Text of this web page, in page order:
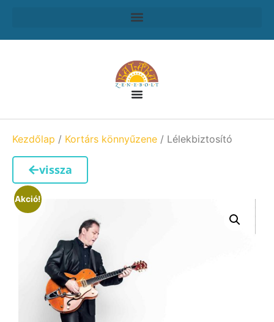
Kezdőlap / Kortárs könnyűzene / Lélekbiztosító
vissza
Akció!